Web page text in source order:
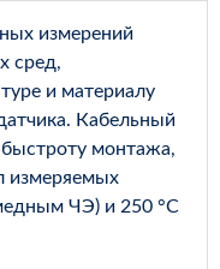
измерений
сред,
и материалу
Кабельный
быстроту монтажа,
измеряемых
ЧЭ) и 250 °С